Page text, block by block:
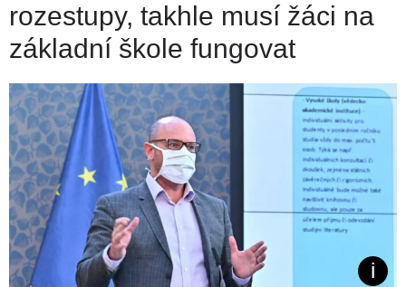
rozestupy, takhle musí žáci na
základní škole fungovat